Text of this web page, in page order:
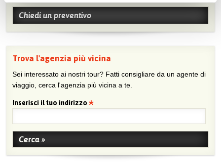
Chiedi un preventivo
Trova l'agenzia più vicina
Sei interessato ai nostri tour? Fatti consigliare da un agente di
viaggio, cerca l'agenzia più vicina a te.
Inserisci il tuo indirizzo